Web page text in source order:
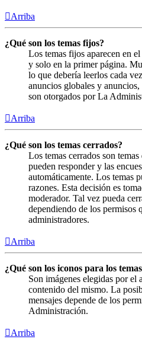
Arriba
¿Qué son los temas fijos?
Los temas fijos aparecen en
y solo en la primer página.
lo que debería leerlos cada
anuncios globales y
son otorgados por La
Arriba
¿Qué son los temas cerrados?
Los temas cerrados son
pueden responder y las
automáticamente. Los temas
razones. Esta decisión es
moderador. Tal vez pueda
dependiendo de los permisos
administradores.
Arriba
¿Qué son los iconos para los
Son imágenes elegidas por el
contenido del mismo. La
mensajes depende de los
Administración.
Arriba